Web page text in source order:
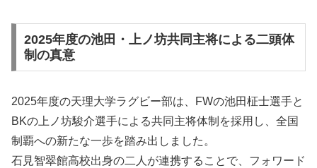
2025年度の池田・上ノ坊共同主将による二頭体
制の真意
2025年度の天理大学ラグビー部は、FWの池田柾士選手と
BKの上ノ坊駿介選手による共同主将体制を採用し、全国
制覇への新たな一歩を踏み出しました。
石見智翠館高校出身の二人が連携することで、フォワード